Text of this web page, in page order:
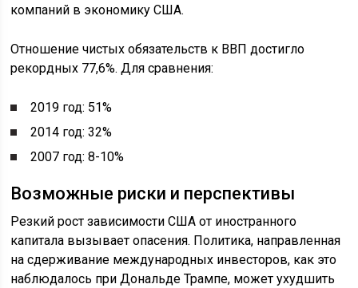
компаний в экономику США.
Отношение чистых обязательств к ВВП достигло
рекордных 77,6%. Для сравнения:
2019 год: 51%
2014 год: 32%
2007 год: 8-10%
Возможные риски и перспективы
Резкий рост зависимости США от иностранного
капитала вызывает опасения. Политика, направленная
на сдерживание международных инвесторов, как это
наблюдалось при Дональде Трампе, может ухудшить